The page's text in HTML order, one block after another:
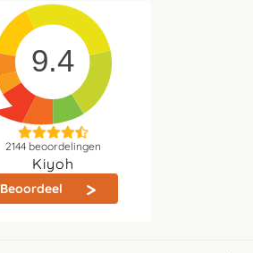
9.4
2144beoordelingen
Kiyoh
Beoordeel